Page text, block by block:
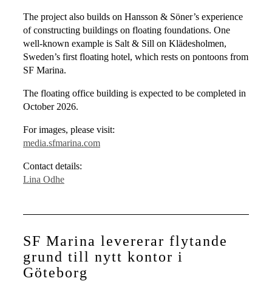
The project also builds on Hansson & Söner’s experience
of constructing buildings on floating foundations. One
well-known example is Salt & Sill on Klädesholmen,
Sweden’s first floating hotel, which rests on pontoons from
SF Marina.
The floating office building is expected to be completed in
October 2026.
For images, please visit:
media.sfmarina.com
Contact details:
Lina Odhe
SF Marina levererar flytande
grund till nytt kontor i
Göteborg